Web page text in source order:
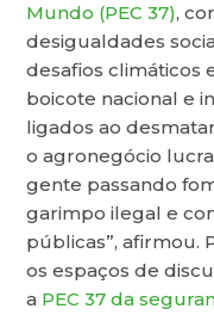
Mundo (PEC 37),
desigualdades
desafios climáticos
boicote nacional e
ligados ao
o agronegócio
gente passando
garimpo ilegal e
públicas”, afirmou.
os espaços de
a PEC 37 da